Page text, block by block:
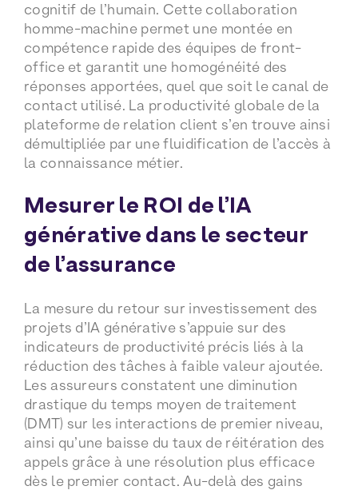
cognitif de l’humain. Cette collaboration
homme-machine permet une montée en
compétence rapide des équipes de front-
office et garantit une homogénéité des
réponses apportées, quel que soit le canal de
contact utilisé. La productivité globale de la
plateforme de relation client s’en trouve ainsi
démultipliée par une fluidification de l’accès à
la connaissance métier.
Mesurer le ROI de l’IA
générative dans le secteur
de l’assurance
La mesure du retour sur investissement des
projets d’IA générative s’appuie sur des
indicateurs de productivité précis liés à la
réduction des tâches à faible valeur ajoutée.
Les assureurs constatent une diminution
drastique du temps moyen de traitement
(DMT) sur les interactions de premier niveau,
ainsi qu’une baisse du taux de réitération des
appels grâce à une résolution plus efficace
dès le premier contact. Au-delà des gains